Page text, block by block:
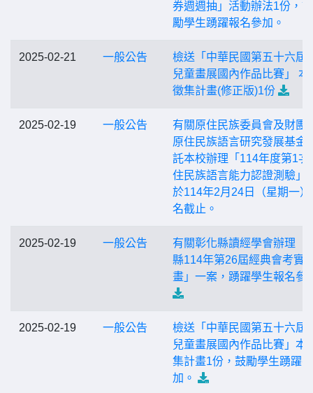
券週週抽」活動辦法1份，
勵學生踴躍報名參加。
2025-02-21 一般公告
檢送「中華民國第五十六屆
兒童畫展國內作品比賽」 本
徵集計畫(修正版)1份
2025-02-19 一般公告
有關原住民族委員會及財團
原住民族語言研究發展基金
託本校辦理「114年度第1次
住民族語言能力認證測驗」
於114年2月24日（星期一）
名截止。
2025-02-19 一般公告
有關彰化縣讀經學會辦理「
縣114年第26屆經典會考實
畫」一案，踴躍學生報名參
2025-02-19 一般公告
檢送「中華民國第五十六屆
兒童畫展國內作品比賽」本
集計畫1份，鼓勵學生踴躍參
加。